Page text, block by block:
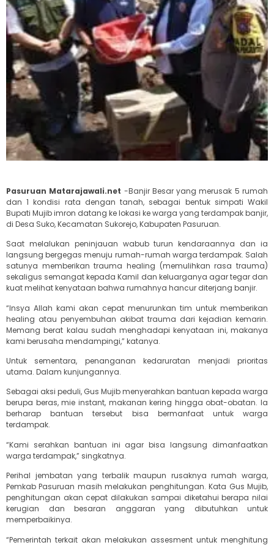
Pasuruan Matarajawali.net -Banjir Besar yang merusak 5 rumah
dan 1 kondisi rata dengan tanah, sebagai bentuk simpati Wakil
Bupati Mujib imron datang ke lokasi ke warga yang terdampak banjir,
di Desa Suko, Kecamatan Sukorejo, Kabupaten Pasuruan.
Saat melalukan peninjauan wabub turun kendaraannya dan ia
langsung bergegas menuju rumah-rumah warga terdampak. Salah
satunya memberikan trauma healing (memulihkan rasa trauma)
sekaligus semangat kepada Kamil dan keluarganya agar tegar dan
kuat melihat kenyataan bahwa rumahnya hancur diterjang banjir.
“Insya Allah kami akan cepat menurunkan tim untuk memberikan
healing atau penyembuhan akibat trauma dari kejadian kemarin.
Memang berat kalau sudah menghadapi kenyataan ini, makanya
kami berusaha mendampingi,” katanya.
Untuk sementara, penanganan kedaruratan menjadi prioritas
utama. Dalam kunjungannya.
Sebagai aksi peduli, Gus Mujib menyerahkan bantuan kepada warga
berupa beras, mie instant, makanan kering hingga obat-obatan. Ia
berharap bantuan tersebut bisa bermanfaat untuk warga
terdampak.
“Kami serahkan bantuan ini agar bisa langsung dimanfaatkan
warga terdampak,” singkatnya.
Perihal jembatan yang terbalik maupun rusaknya rumah warga,
Pemkab Pasuruan masih melakukan penghitungan. Kata Gus Mujib,
penghitungan akan cepat dilakukan sampai diketahui berapa nilai
kerugian dan besaran anggaran yang dibutuhkan untuk
memperbaikinya.
“Pemerintah terkait akan melakukan assesment untuk menghitung